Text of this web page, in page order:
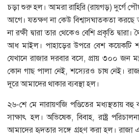
চড়া শুরু হল। আমরা রাহিরি (রায়গড়) দুর্গে
আগে। যতক্ষণ না কেউ বিশ্বাসঘাতকতা করছে
না রক্ষী দ্বারা তার থেকেও বেশি প্রকৃতি
আধ মাইল। পাহাড়ের উপরে বেশ কয়েকটি
যেখানে রাজার দরবার বসে, প্রায় ৩০০ জন
কোন গাছ পালা নেই, শস্যেরও চাষ নেই।
দূরে আমাদের থাকার ব্যবস্থা হল।
২৬-শে মে নারায়ণজি পণ্ডিতের মধ্যস্থতায় বহু
সাক্ষাৎ হল। অভিষেক, বিবাহ, রাষ্ট্র
আমাদের হৃদতার সঙ্গে গ্রহণ করা হল। রাজা